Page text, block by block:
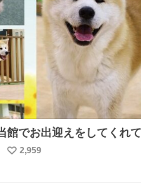
館でお出迎えをしてくれ
の橋を渡りました🌈 たく
のおやつを食べて、たくさ
い
2,959